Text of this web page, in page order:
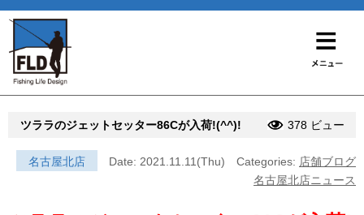
ツララのジェットセッター86Cが入荷!(^^)! 378 ビュー
名古屋北店 Date: 2021.11.11(Thu) Categories: 店舗ブログ
名古屋北店ニュース